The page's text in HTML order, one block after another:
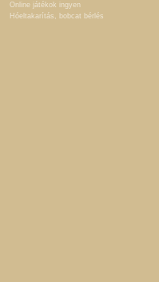
Online játékok ingyen
Hóeltakarítás, bobcat bérlés